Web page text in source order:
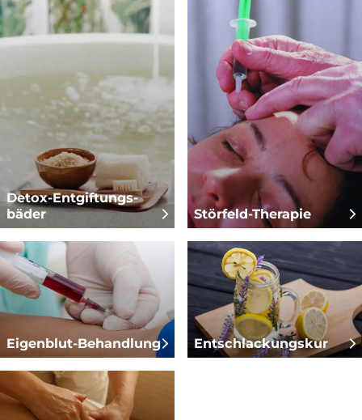
Detox-Entgiftungs­
bäder
Störfeld-Therapie
Eigenblut-Behandlung Entschlackungs­kur